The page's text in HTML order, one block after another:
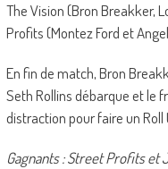
The Vision (Bron Breakker,
Profits (Montez Ford et
En fin de match, Bron
Seth Rollins débarque et le
distraction pour faire un
Gagnants : Street Profits et